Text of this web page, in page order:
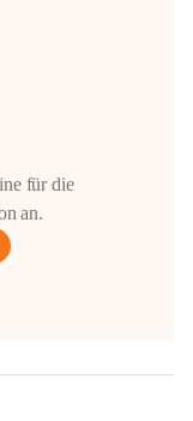
für die
an.